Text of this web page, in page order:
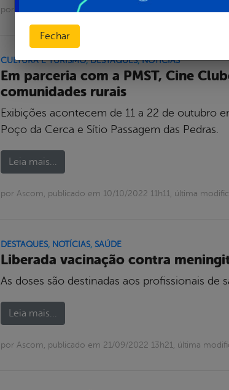
por Ascom, publicado em 25/10/2022 08h15, última
CULTURA E TURISMO,DESTAQUES,NOTÍCIAS
Em parceria com a PMST, Cine
comunidades rurais
Exibições acontecem de 11 a 22 de outubro
Poço da Cerca e Sítio Passagem das Pedras.
Leia mais...
por Ascom, publicado em 10/10/2022 11h11, última
DESTAQUES, NOTÍCIAS, SAÚDE
Liberada vacinação contra
As doses são destinadas aos profissionais de
Leia mais...
por Ascom, publicado em 21/09/2022 13h21, última
Fechar